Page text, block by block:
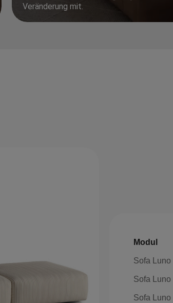
Veränderung mit.
Modul
Sofa Luno
Sofa
Sofa